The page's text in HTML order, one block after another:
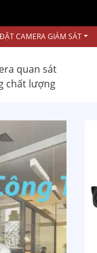
CAMERA GIÁM SÁT
quan sát
chất lượng